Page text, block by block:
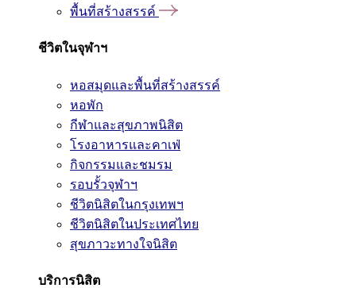
พื้นที่สร้างสรรค์
ชีวิตในจุฬาฯ
หอสมุดและพื้นที่สร้างสรรค์
หอพัก
กีฬาและสุขภาพนิสิต
โรงอาหารและคาเฟ่
กิจกรรมและชมรม
รอบรั้วจุฬาฯ
ชีวิตนิสิตในกรุงเทพฯ
ชีวิตนิสิตในประเทศไทย
สุขภาวะทางใจนิสิต
บริการนิสิต